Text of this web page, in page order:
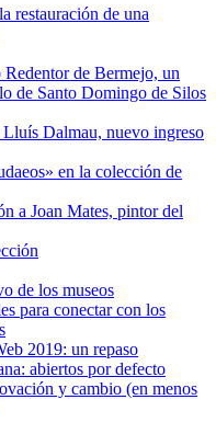
restauración de una
Redentor de Bermejo, un
de Santo Domingo de Silos
Dalmau, nuevo ingreso
en la colección de
a Joan Mates, pintor del
de los museos
para conectar con los
2019: un repaso
abiertos por defecto
y cambio (en menos